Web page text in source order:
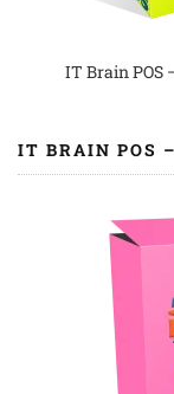
IT Brain POS
IT BRAIN POS